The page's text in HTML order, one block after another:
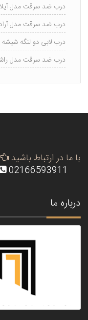
درب ضد سرقت مدل
درب ضد سرقت مدل آراد
درب لابی دو لنگه
درب ضد سرقت مدل
با ما در ارتباط باشید
02166593911
درباره ما